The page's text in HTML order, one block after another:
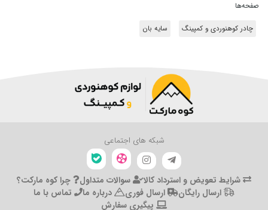
صفحه‌ها
چادر کوهنوردی و کمپینگ سایه بان
شبکه های اجتماعی
شرایط تعویض و استرداد کالا سوالات متداول
چرا کوه مارکت؟
ارسال رایگان
ارسال فوری درباره ما
تماس با ما
پیگیری سفارش